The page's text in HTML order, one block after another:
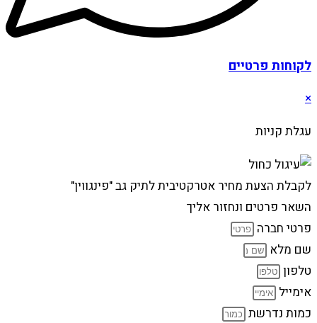
לקוחות פרטיים
×
עגלת קניות
לקבלת הצעת מחיר אטרקטיבית לתיק גב "פינגווין"
השאר פרטים ונחזור אליך
פרטי חברה
שם מלא
טלפון
אימייל
כמות נדרשת